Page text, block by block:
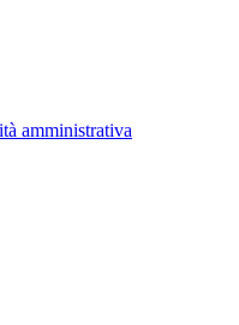
amministrativa